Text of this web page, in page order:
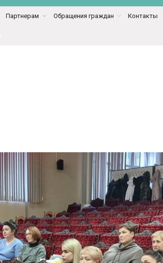
Партнерам Обращения граждан Контакты